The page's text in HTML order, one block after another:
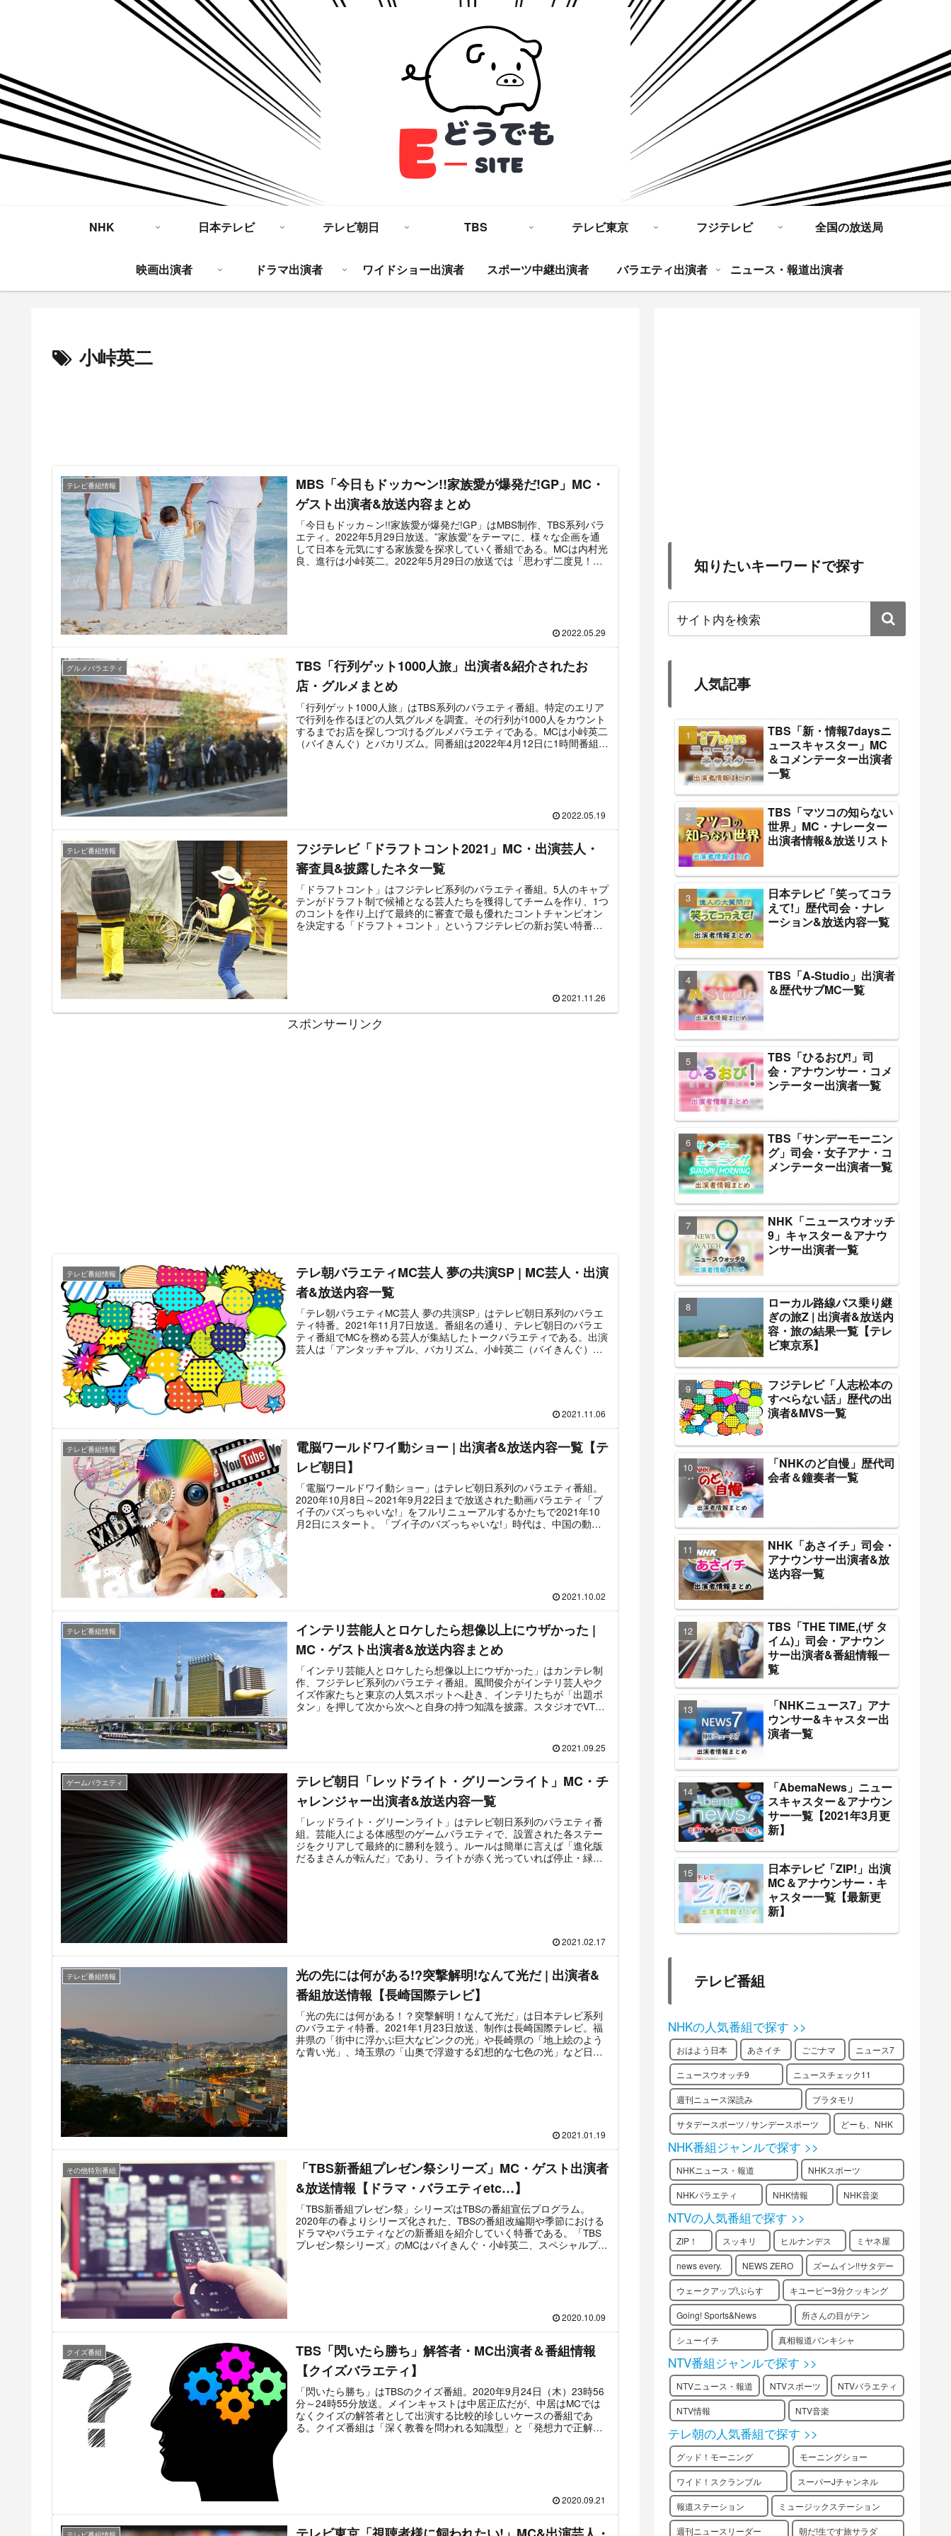
NHK 日本テレビ テレビ朝日 TBS テレビ東京 フジテレビ 全国の放送局
映画出演者 ドラマ出演者 ワイドショー出演者 スポーツ中継出演者 バラエティ出演者 ニュース・報道出演者
小峠英二
テレビ番組情報
MBS「今日もドッカ〜ン!!家族愛が爆発だ!GP」MC・
ゲスト出演者&放送内容まとめ
「今日もドッカ～ン!!家族愛が爆発だ!GP」はMBS制作、TBS系列バラ
エティ。2022年5月29日放送。”家族愛”をテーマに、様々な企画を通
して日本を元気にする家族愛を探求していく番組である。MCは内村光
良、進行は小峠英二。2022年5月29日の放送では「思わず二度見！
2022.05.29
グルメバラエティ
TBS「行列ゲット1000人旅」出演者&紹介されたお
店・グルメまとめ
「行列ゲット1000人旅」はTBS系列のバラエティ番組。特定のエリア
で行列を作るほどの人気グルメを調査。その行列が1000人をカウント
するまでお店を探しつづけるグルメバラエティである。MCは小峠英二
（バイきんぐ）とバカリズム。同番組は2022年4月12日に1時間番組と
2022.05.19
テレビ番組情報
フジテレビ「ドラフトコント2021」MC・出演芸人・
審査員&披露したネタ一覧
「ドラフトコント」はフジテレビ系列のバラエティ番組。5人のキャプ
テンがドラフト制で候補となる芸人たちを獲得してチームを作り、1つ
のコントを作り上げて最終的に審査で最も優れたコントチャンピオン
を決定する「ドラフト＋コント」というフジテレビの新お笑い特番で
2021.11.26
スポンサーリンク
テレビ番組情報
テレ朝バラエティMC芸人 夢の共演SP | MC芸人・出演
者&放送内容一覧
「テレ朝バラエティMC芸人 夢の共演SP」はテレビ朝日系列のバラエ
ティ特番。2021年11月7日放送。番組名の通り、テレビ朝日のバラエ
ティ番組でMCを務める芸人が集結したトークバラエティである。出演
芸人は「アンタッチャブル、バカリズム、小峠英二（バイきんぐ）、
2021.11.06
テレビ番組情報
電脳ワールドワイ動ショー | 出演者&放送内容一覧【テ
レビ朝日】
「電脳ワールドワイ動ショー」はテレビ朝日系列のバラエティ番組。
2020年10月8日～2021年9月22日まで放送された動画バラエティ「ブ
イ子のバズっちゃいな!」をフルリニューアルするかたちで2021年10
月2日にスタート。「ブイ子のバズっちゃいな!」時代は、中国の動画
考える」というワイドショー要素を含んだ番組に刷新されている。メ
きの出演となる。2022年4月2日より放送時間が1時間に拡大、30分前
倒しのスタートとなった。
2021.10.02
テレビ番組情報
インテリ芸能人とロケしたら想像以上にウザかった |
MC・ゲスト出演者&放送内容まとめ
「インテリ芸能人とロケしたら想像以上にウザかった」はカンテレ制
作、フジテレビ系列のバラエティ番組。風間俊介がインテリ芸人やク
イズ作家たちと東京の人気スポットへ赴き、インテリたちが「出題ボ
タン」を押して次から次へと自身の持つ知識を披露。スタジオでVTR
スタジオゲストには八乙女光、みちょぱ。そしてインテリタレントと
して出演するのは、クイズ番組でお馴染みのカズレーザー＆ロザン宇
2021.09.25
ゲームバラエティ
テレビ朝日「レッドライト・グリーンライト」MC・チ
ャレンジャー出演者&放送内容一覧
「レッドライト・グリーンライト」はテレビ朝日系列のバラエティ番
組。芸能人による体感型のゲームバラエティで、設置された各ステー
ジをクリアして最終的に勝利を競う。ルールは簡単に言えば「進化版
だるまさんが転んだ」であり、ライトが赤く光っていれば停止・緑色
たジャンルから数名ずつ出演している。最新放送は2021年2月20日の
ドチームとグリーンチームのリーダーを務めるチーム戦が行われる。
2021.02.17
テレビ番組情報
光の先には何がある!?突撃解明!なんて光だ | 出演者&
番組放送情報【長崎国際テレビ】
「光の先には何がある！？突撃解明！なんて光だ」は日本テレビ系列
のバラエティ特番。2021年1月23日放送、制作は長崎国際テレビ。福
井県の「街中に浮かぶ巨大なピンクの光」や長崎県の「地上絵のよう
な青い光」、埼玉県の「山奥で浮遊する幻想的な七色の光」など日本
2021.01.19
その他特別番組
「TBS新番組プレゼン祭シリーズ」MC・ゲスト出演者
&放送情報【ドラマ・バラエティetc…】
「TBS新番組プレゼン祭」シリーズはTBSの番組宣伝プログラム。
2020年の春よりシリーズ化された、TBSの番組改編期や季節における
ドラマやバラエティなどの新番組を紹介していく特番である。「TBS
プレゼン祭シリーズ」のMCはバイきんぐ・小峠英二、スペシャルプレ
2020.10.09
クイズ番組
TBS「閃いたら勝ち」解答者・MC出演者＆番組情報
【クイズバラエティ】
「閃いたら勝ち」はTBSのクイズ番組。2020年9月24日（木）23時56
分～24時55分放送。メインキャストは中居正広だが、中居はMCでは
なくクイズの解答者として出演する比較的珍しいケースの番組であ
る。クイズ番組は「深く教養を問われる知識型」と「発想力で正解を
の「チーム音楽バカ」、六角精児と関水渚の「チーム役者バカ」、カ
2020.09.21
知りたいキーワードで探す
人気記事
TBS「新・情報7daysニ
ュースキャスター」MC
＆コメンテーター出演者
一覧
TBS「マツコの知らない
世界」MC・ナレーター
出演者情報&放送リスト
日本テレビ「笑ってコラ
えて!」歴代司会・ナレ
ーション&放送内容一覧
TBS「A-Studio」出演者
＆歴代サブMC一覧
TBS「ひるおび!」司
会・アナウンサー・コメ
ンテーター出演者一覧
TBS「サンデーモーニン
グ」司会・女子アナ・コ
メンテーター出演者一覧
NHK「ニュースウオッチ
9」キャスター＆アナウ
ンサー出演者一覧
ローカル路線バス乗り継
ぎの旅Z | 出演者&放送内
容・旅の結果一覧【テレ
ビ東京系】
フジテレビ「人志松本の
すべらない話」歴代の出
演者&MVS一覧
「NHKのど自慢」歴代司
会者＆鐘奏者一覧
NHK「あさイチ」司会・
アナウンサー出演者&放
送内容一覧
TBS「THE TIME,(ザ タ
イム)」司会・アナウン
サー出演者&番組情報一
覧
「NHKニュース7」アナ
ウンサー&キャスター出
演者一覧
「AbemaNews」ニュー
スキャスター＆アナウン
サー一覧【2021年3月更
新】
日本テレビ「ZIP!」出演
MC＆アナウンサー・キ
ャスター一覧【最新更
新】
テレビ番組
NHKの人気番組で探す >>
おはよう日本 あさイチ ごごナマ ニュース7
ニュースウオッチ9 ニュースチェック11
週刊ニュース深読み ブラタモリ
サタデースポーツ / サンデースポーツ どーも、NHK
NHK番組ジャンルで探す >>
NHKニュース・報道 NHKスポーツ
NHKバラエティ NHK情報 NHK音楽
NTVの人気番組で探す >>
ZIP！ スッキリ ヒルナンデス ミヤネ屋
news every. NEWS ZERO ズームイン!!サタデー
ウェークアップ!ぷらす キユーピー3分クッキング
Going! Sports&News 所さんの目がテン
シューイチ 真相報道バンキシャ
NTV番組ジャンルで探す >>
NTVニュース・報道 NTVスポーツ NTVバラエティ
NTV情報 NTV音楽
テレ朝の人気番組で探す >>
グッド！モーニング モーニングショー
ワイド！スクランブル スーパーJチャンネル
報道ステーション ミュージックステーション
週刊ニュースリーダー 朝だ!生です旅サラダ